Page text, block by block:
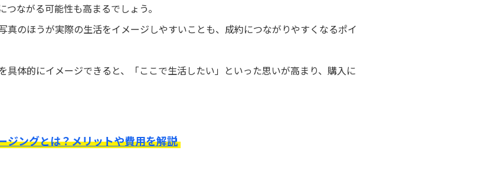
ながる可能性も高まるでしょう。
真のほうが実際の生活をイメージしやすいことも、成約につながりやすくなるポイ
具体的にイメージできると、「ここで生活したい」といった思いが高まり、購入に
ジングとは？メリットや費用を解説